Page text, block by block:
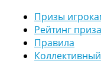
Призы
Рейтинг приза
Правила